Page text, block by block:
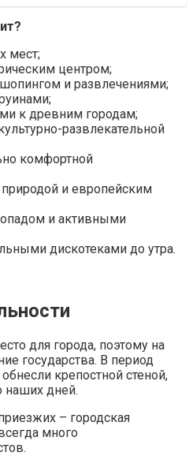
мест;
центром;
и развлечениями;
к древним городам;
развлекательной
комфортной
и европейским
и активными
дискотеками до утра.
для города, поэтому на
государства. В период
крепостной стеной,
наших дней.
– городская
много